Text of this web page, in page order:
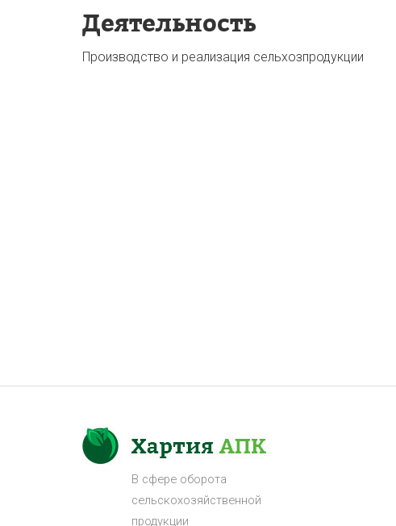
Деятельность
Производство и реализация сельхозпродукции
В сфере оборота
сельскохозяйственной
продукции